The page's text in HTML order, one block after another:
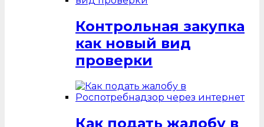
Контрольная закупка
как новый вид
проверки
Как подать жалобу в